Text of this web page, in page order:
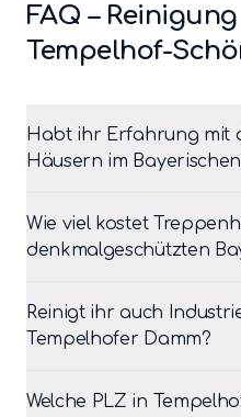
FAQ –
Tempelhof-
Habt ihr Erfahrung mit
Häusern im
Wie viel kostet
denkmalgeschützten
Reinigt ihr auch
Tempelhofer Damm?
Welche PLZ in